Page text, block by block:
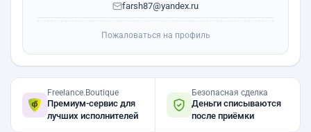
farsh87@yandex.ru
Пожаловаться на профиль
Freelance.Boutique
Премиум-сервис для
лучших исполнителей
Безопасная сделка
Деньги списываются
после приёмки